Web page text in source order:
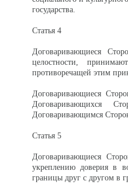
государства.
Статья 4
Договаривающиеся
целостности,
противоречащей этим
Договаривающиеся
Договаривающихся
Договаривающимся
Статья 5
Договаривающиеся
укреплению доверия в
границы друг с другом в